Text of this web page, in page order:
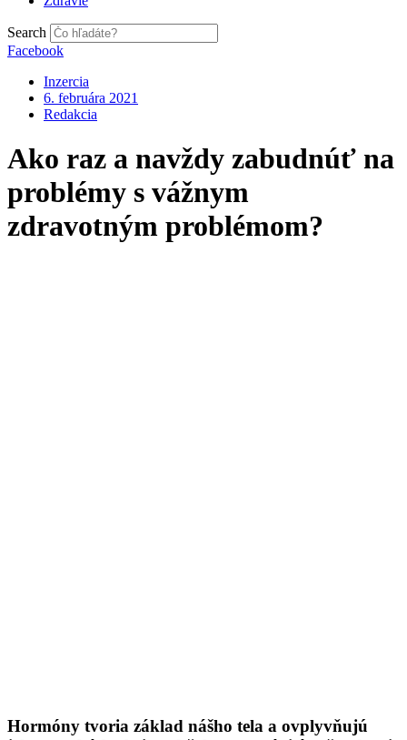
Search
Facebook
Inzercia
6. februára 2021
Redakcia
Ako raz a navždy zabudnúť na
problémy s vážnym
zdravotným problémom?
Hormóny tvoria základ nášho tela a ovplyvňujú